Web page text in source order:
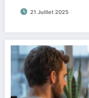
21 Juillet 2025